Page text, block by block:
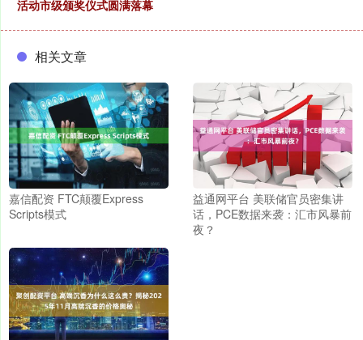
活动市级颁奖仪式圆满落幕
相关文章
嘉信配资 FTC颠覆Express
Scripts模式
益通网平台 美联储官员密集讲
话，PCE数据来袭：汇市风暴前
夜？